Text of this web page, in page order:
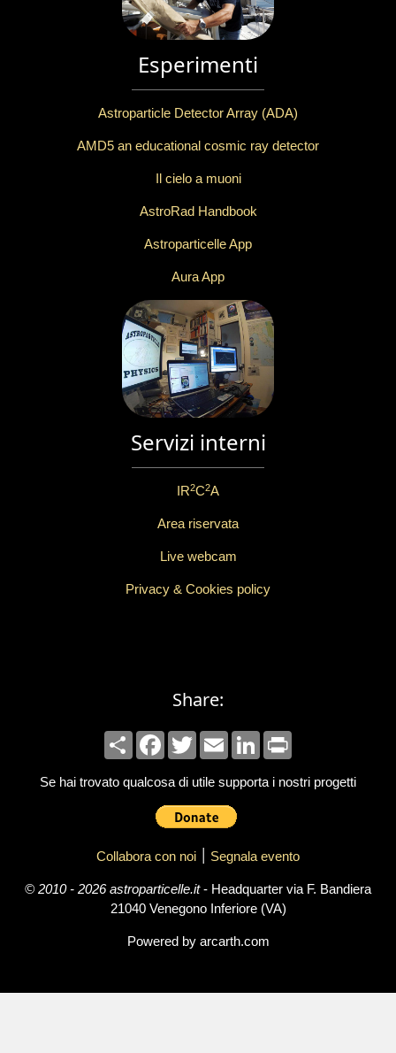
Esperimenti
Astroparticle Detector Array (ADA)
AMD5 an educational cosmic ray detector
Il cielo a muoni
AstroRad Handbook
Astroparticelle App
Aura App
Servizi interni
IR2C2A
Area riservata
Live webcam
Privacy & Cookies policy
Share:
ShareFacebook
TwitterEmailLinkedIn
Se hai trovato qualcosa di utile supporta i nostri progetti
Collabora con noi Segnala evento
© 2010 - 2026 astroparticelle.it- Headquarter via F. Bandiera
21040 Venegono Inferiore (VA)
Powered by arcarth.com